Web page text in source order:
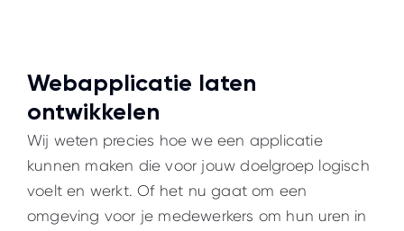
Webapplicatie laten
ontwikkelen
Wij weten precies hoe we een applicatie
kunnen maken die voor jouw doelgroep logisch
voelt en werkt. Of het nu gaat om een
omgeving voor je medewerkers om hun uren in